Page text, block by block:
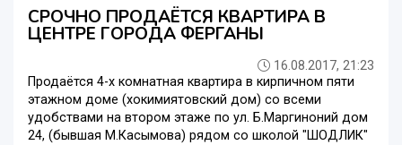
СРОЧНО ПРОДАЁТСЯ КВАРТИРА В
ЦЕНТРЕ ГОРОДА ФЕРГАНЫ
16.08.2017, 21:23
Продаётся 4-х комнатная квартира в кирпичном пяти
этажном доме (хокимиятовский дом) со всеми
удобствами на втором этаже по ул. Б.Маргиноний дом
24, (бывшая М.Касымова) рядом со школой "ШОДЛИК"